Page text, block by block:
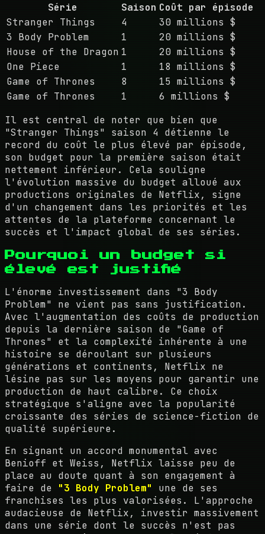
Série
Saison Coût par épisode
Stranger Things
4
30 millions $
3 Body Problem
1
20 millions $
House of the Dragon 1
20 millions $
One Piece
1
18 millions $
Game of Thrones
8
15 millions $
Game of Thrones
1
6 millions $
Il est central de noter que bien que
"Stranger Things" saison 4 détienne le
record du coût le plus élevé par épisode,
son budget pour la première saison était
nettement inférieur. Cela souligne
l'évolution massive du budget alloué aux
productions originales de Netflix, signe
d'un changement dans les priorités et les
attentes de la plateforme concernant le
succès et l'impact global de ses séries.
Pourquoi un budget si
élevé est justifié
L'énorme investissement dans "3 Body
Problem" ne vient pas sans justification.
Avec l'augmentation des coûts de production
depuis la dernière saison de "Game of
Thrones" et la complexité inhérente à une
histoire se déroulant sur plusieurs
générations et continents, Netflix ne
lésine pas sur les moyens pour garantir une
production de haut calibre. Ce choix
stratégique s'aligne avec la popularité
croissante des séries de science-fiction de
qualité supérieure.
En signant un accord monumental avec
Benioff et Weiss, Netflix laisse peu de
place au doute quant à son engagement à
faire de "3 Body Problem"
une de ses
franchises les plus valorisées. L'approche
audacieuse de Netflix, investir massivement
dans une série dont le succès n'est pas